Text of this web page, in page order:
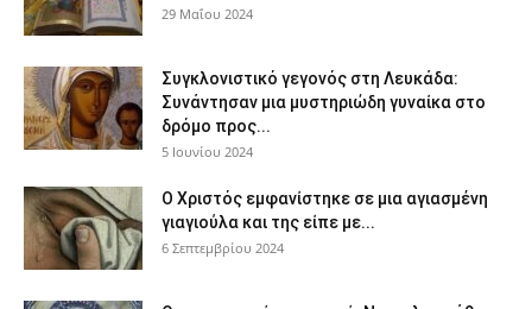
29 Μαΐου 2024
Συγκλονιστικό γεγονός στη Λευκάδα:
Συνάντησαν μια μυστηριώδη γυναίκα στο
δρόμο προς...
5 Ιουνίου 2024
Ο Χριστός εμφανίστηκε σε μια αγιασμένη
γιαγιούλα και της είπε με...
6 Σεπτεμβρίου 2024